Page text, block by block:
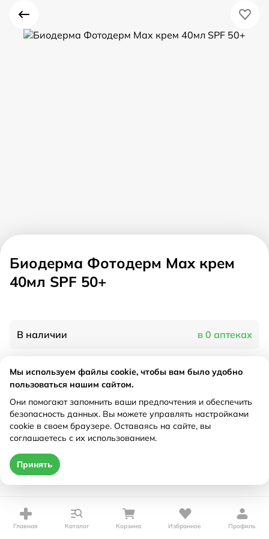
Биодерма Фотодерм Max крем
40мл SPF 50+
В наличии в 0 аптеках
Характеристики
Рецепт Не требуется
Цена действительна только при оформлении онлайн
Главная Каталог Корзина Избранное Профиль
Мы используем файлы cookie, чтобы вам было удобно
пользоваться нашим сайтом.
Они помогают запомнить ваши предпочтения и обеспечить
безопасность данных. Вы можете управлять настройками
cookie в своем браузере. Оставаясь на сайте, вы
соглашаетесь с их использованием.
Принять